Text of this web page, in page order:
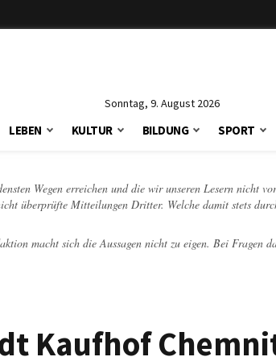
Sonntag, 9. August 2026
LEBEN KULTUR BILDUNG SPORT
Wegen erreichen und die wir unseren Lesern nicht
überprüfte Mitteilungen Dritter. Welche damit stets
macht sich die Aussagen nicht zu eigen. Bei Fragen
Kaufhof